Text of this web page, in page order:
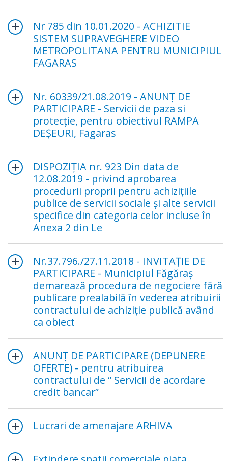
Nr 785 din 10.01.2020 - ACHIZITIE
SISTEM SUPRAVEGHERE VIDEO
METROPOLITANA PENTRU MUNICIPIUL
FAGARAS
Nr. 60339/21.08.2019 - ANUNŢ DE
PARTICIPARE - Servicii de paza si
protecţie, pentru obiectivul RAMPA
DEŞEURI, Fagaras
DISPOZIŢIA nr. 923 Din data de
12.08.2019 - privind aprobarea
procedurii proprii pentru achiziţiile
publice de servicii sociale şi alte servicii
specifice din categoria celor incluse în
Anexa 2 din Le
Nr.37.796./27.11.2018 - INVITAŢIE DE
PARTICIPARE - Municipiul Făgăraş
demarează procedura de negociere fără
publicare prealabilă în vederea atribuirii
contractului de achiziţie publică având
ca obiect
ANUNŢ DE PARTICIPARE (DEPUNERE
OFERTE) - pentru atribuirea
contractului de “ Servicii de acordare
credit bancar”
Lucrari de amenajare ARHIVA